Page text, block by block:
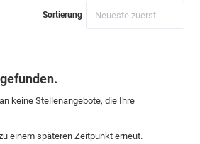
Sortierung
keine Stellenangebote, die Ihre
einem späteren Zeitpunkt erneut.